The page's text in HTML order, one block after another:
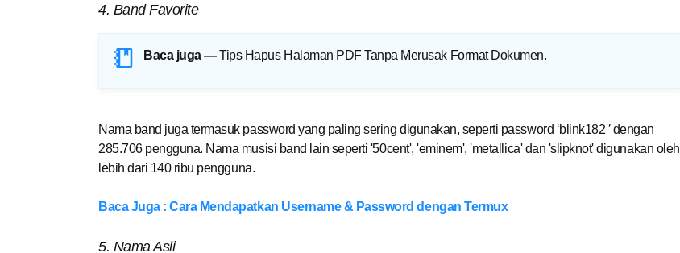
4. Band Favorite
Baca juga — Tips Hapus Halaman PDF Tanpa Merusak Format Dokumen.
Nama band juga termasuk password yang paling sering digunakan, seperti password ‘blink182 ′ dengan
285.706 pengguna. Nama musisi band lain seperti '50cent', 'eminem', 'metallica' dan 'slipknot' digunakan oleh
lebih dari 140 ribu pengguna.
Baca Juga : Cara Mendapatkan Username & Password dengan Termux
5. Nama Asli